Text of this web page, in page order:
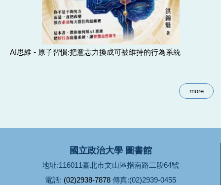
AI思維 - 原子習慣:把意志力換成可被維持的行為系統
more
國立政治大學 圖書館
地址:116011臺北市文山區指南路二段64號
電話: (02)2938-7878 傳真:(02)2939-0455